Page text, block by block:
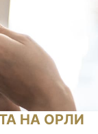
НА ОРЛИ